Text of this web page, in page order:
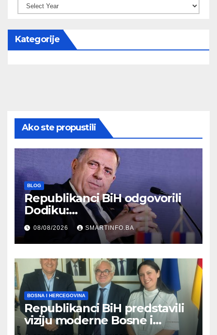
Kategorije
Ako ste propustili
BLOG
Republikanci BiH odgovorili
Dodiku:
Bosanskohercegovačka
kultura postoji i pripada svim
građanima
08/08/2026 SMARTINFO.BA
BOSNA I HERCEGOVINA
Republikanci BiH predstavili
viziju moderne Bosne i